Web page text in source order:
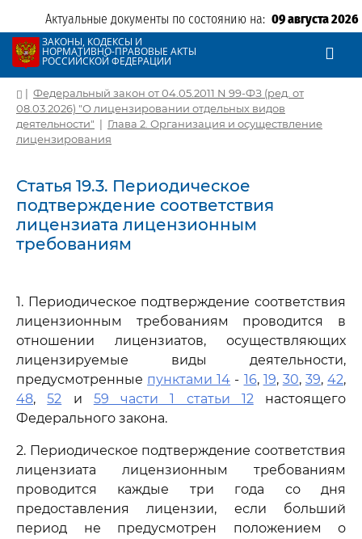
Актуальные документы по состоянию на: 09 августа 2026
ЗАКОНЫ, КОДЕКСЫ И
НОРМАТИВНО-ПРАВОВЫЕ АКТЫ
РОССИЙСКОЙ ФЕДЕРАЦИИ
| Федеральный закон от 04.05.2011 N 99-ФЗ (ред. от
08.03.2026) "О лицензировании отдельных видов
деятельности" | Глава 2. Организация и осуществление
лицензирования
Статья 19.3. Периодическое
подтверждение соответствия
лицензиата лицензионным
требованиям
1. Периодическое подтверждение соответствия
лицензионным требованиям проводится в
отношении лицензиатов, осуществляющих
лицензируемые виды деятельности,
предусмотренные пунктами 14 - 16, 19, 30, 39, 42,
48,52 и 59 части 1 статьи 12настоящего
Федерального закона.
2. Периодическое подтверждение соответствия
лицензиата лицензионным требованиям
проводится каждые три года со дня
предоставления лицензии, если больший
период не предусмотрен положением о